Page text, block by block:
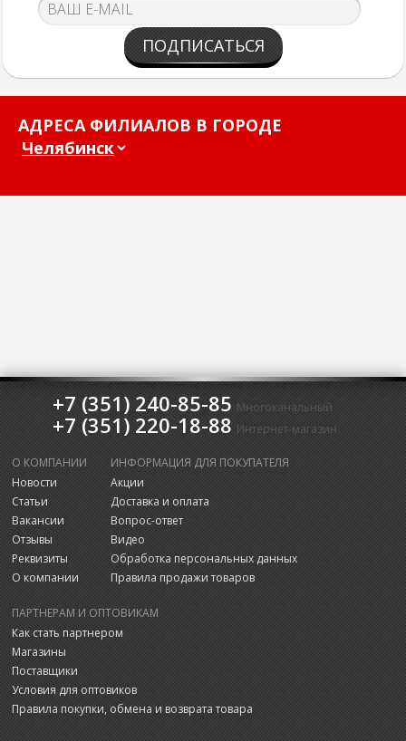
ПОДПИСАТЬСЯ
АДРЕСА ФИЛИАЛОВ В ГОРОДЕ
+7 (351) 240-85-85 Многоканальный
+7 (351) 220-18-88 Интернет-магазин
О КОМПАНИИ
Новости
Статьи
Вакансии
Отзывы
Реквизиты
О компании
ИНФОРМАЦИЯ ДЛЯ ПОКУПАТЕЛЯ
Акции
Доставка и оплата
Вопрос-ответ
Видео
Обработка персональных данных
Правила продажи товаров
ПАРТНЕРАМ И ОПТОВИКАМ
Как стать партнером
Магазины
Поставщики
Условия для оптовиков
Правила покупки, обмена и возврата товара